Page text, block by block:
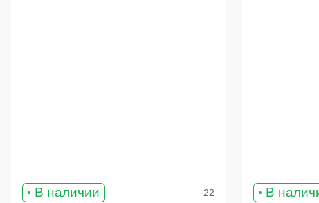
В наличии 22 В